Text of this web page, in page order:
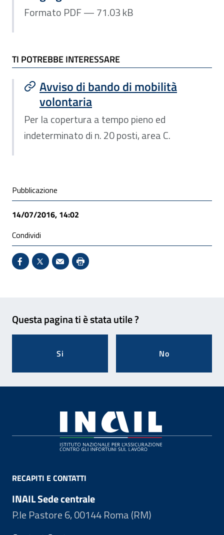
Formato PDF — 71.03 kB
TI POTREBBE INTERESSARE
Avviso di bando di mobilità
volontaria
Per la copertura a tempo pieno ed
indeterminato di n. 20 posti, area C.
Condivisione social
Pubblicazione
14/07/2016, 14:02
Condividi
Condividi su Facebook - Sito esterno - Apertura in
X - Sito esterno - Apertura in nuova finestra
Invio Mail: apre il programma di posta
Stampa pagina: scelta meno
Questa pagina ti è stata utile ?
Si No
RECAPITI E CONTATTI
INAIL Sede centrale
P.le Pastore 6, 00144 Roma (RM)